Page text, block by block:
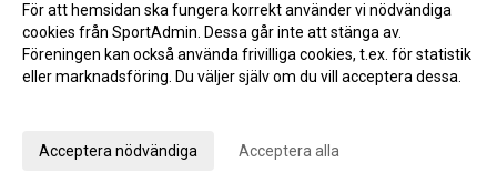
Glädje och jubel - stort bildspel från Giffcupens avgörande 2022-05-01 21:34
Full fart även andra helgen av Giffcupen - se bilderna här! 2022-04-30 15:23
Första matchen på Ulvesborg – årets första trepoängare 2022-04-29 21:44
Hemmapremiär på riktigt – Åsarp-Trädet kommer till
Ulvesborg
För att hemsidan ska fungera korrekt använder vi nödvändiga
cookies från SportAdmin. Dessa går inte att stänga av.
Föreningen kan också använda frivilliga cookies, t.ex. för statistik
eller marknadsföring. Du väljer själv om du vill acceptera dessa.
Acceptera nödvändiga Acceptera alla